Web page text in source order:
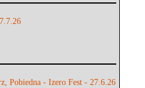
Pobiedna - Izero Fest - 27.6.26